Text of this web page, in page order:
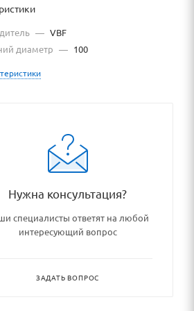
— VBF
диаметр — 100
Нужна консультация?
специалисты ответят на любой
интересующий вопрос
ЗАДАТЬ ВОПРОС